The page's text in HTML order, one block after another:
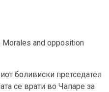
Morales and opposition
боливиски претседател
се врати во Чапаре за